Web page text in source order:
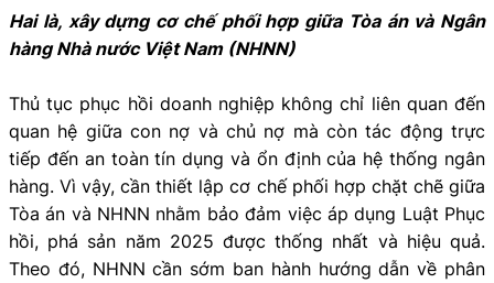
Hai là, xây dựng cơ chế phối hợp giữa Tòa án và Ngân
hàng Nhà nước Việt Nam (NHNN)
Thủ tục phục hồi doanh nghiệp không chỉ liên quan đến
quan hệ giữa con nợ và chủ nợ mà còn tác động trực
tiếp đến an toàn tín dụng và ổn định của hệ thống ngân
hàng. Vì vậy, cần thiết lập cơ chế phối hợp chặt chẽ giữa
Tòa án và NHNN nhằm bảo đảm việc áp dụng Luật Phục
hồi, phá sản năm 2025 được thống nhất và hiệu quả.
Theo đó, NHNN cần sớm ban hành hướng dẫn về phân